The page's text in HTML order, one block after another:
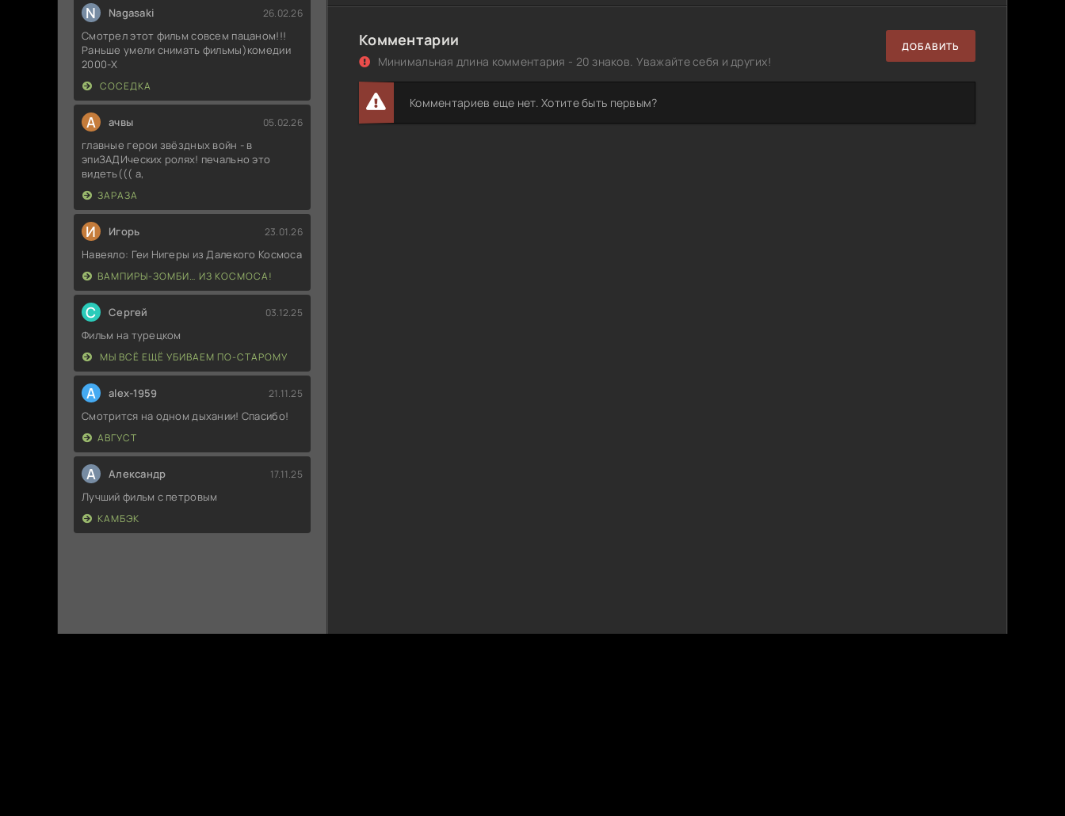
Комментарии
Минимальная длина комментария - 20 знаков. Уважайте себя и других!
ДОБАВИТЬ
Комментариев еще нет. Хотите быть первым?
N Nagasaki 26.02.26
Смотрел этот фильм совсем пацаном!!!
Раньше умели снимать фильмы)комедии
2000-X
СОСЕДКА
А ачвы 05.02.26
главные герои звёздных войн - в
эпиЗАДИческих ролях! печально это
видеть((( а,
ЗАРАЗА
И Игорь 23.01.26
Навеяло: Геи Нигеры из Далекого Космоса
ВАМПИРЫ-ЗОМБИ… ИЗ КОСМОСА!
С Сергей 03.12.25
Фильм на турецком
МЫ ВСЁ ЕЩЁ УБИВАЕМ ПО-СТАРОМУ
A alex-1959 21.11.25
Смотрится на одном дыхании! Спасибо!
АВГУСТ
А Александр 17.11.25
Лучший фильм с петровым
КАМБЭК